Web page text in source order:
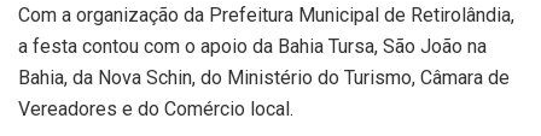
Com a organização da Prefeitura Municipal de Retirolândia,
a festa contou com o apoio da Bahia Tursa, São João na
Bahia, da Nova Schin, do Ministério do Turismo, Câmara de
Vereadores e do Comércio local.